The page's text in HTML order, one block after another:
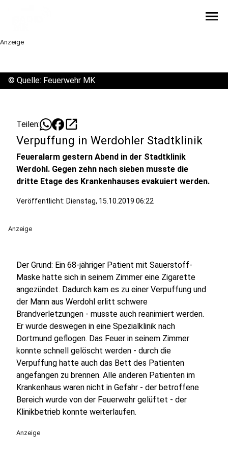
menu
Anzeige
© Quelle: Feuerwehr MK
Teilen: open_in_new
Verpuffung in Werdohler Stadtklinik
Feueralarm gestern Abend in der Stadtklinik
Werdohl. Gegen zehn nach sieben musste die
dritte Etage des Krankenhauses evakuiert werden.
Veröffentlicht: Dienstag, 15.10.2019 06:22
Anzeige
Der Grund: Ein 68-jähriger Patient mit Sauerstoff-
Maske hatte sich in seinem Zimmer eine Zigarette
angezündet. Dadurch kam es zu einer Verpuffung und
der Mann aus Werdohl erlitt schwere
Brandverletzungen - musste auch reanimiert werden.
Er wurde deswegen in eine Spezialklinik nach
Dortmund geflogen. Das Feuer in seinem Zimmer
konnte schnell gelöscht werden - durch die
Verpuffung hatte auch das Bett des Patienten
angefangen zu brennen. Alle anderen Patienten im
Krankenhaus waren nicht in Gefahr - der betroffene
Bereich wurde von der Feuerwehr gelüftet - der
Klinikbetrieb konnte weiterlaufen.
Anzeige